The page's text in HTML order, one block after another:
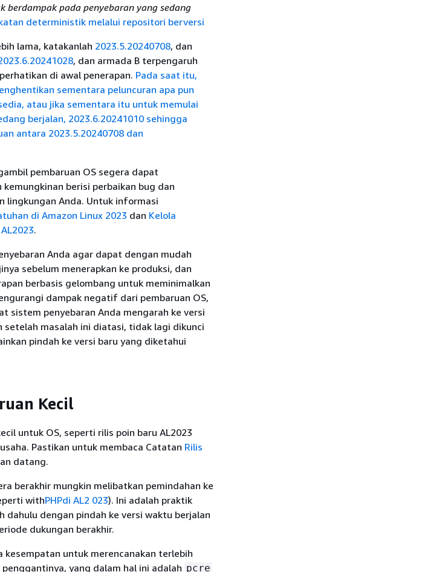
berdampak pada penyebaran yang sedang
deterministik melalui repositori berversi
lama, katakanlah 2023.5.20240708, dan
, dan armada B terpengaruh
di awal penerapan. Pada saat itu,
sementara peluncuran apa pun
atau jika sementara itu untuk memulai
berjalan, 2023.6.20241010 sehingga
antara 2023.5.20240708 dan
pembaruan OS segera dapat
berisi perbaikan bug dan
lingkungan Anda. Untuk informasi
di Amazon Linux 2023 dan Kelola
.
Anda agar dapat dengan mudah
sebelum menerapkan ke produksi, dan
berbasis gelombang untuk meminimalkan
dampak negatif dari pembaruan OS,
sistem penyebaran Anda mengarah ke versi
setelah masalah ini diatasi, tidak lagi dikunci
pindah ke versi baru yang diketahui
Kecil
untuk OS, seperti rilis poin baru AL2023
Pastikan untuk membaca Catatan Rilis
datang.
berakhir mungkin melibatkan pemindahan ke
withPHPdi AL2 023). Ini adalah praktik
dengan pindah ke versi waktu berjalan
dukungan berakhir.
kesempatan untuk merencanakan terlebih
yang dalam hal ini adalah pcre